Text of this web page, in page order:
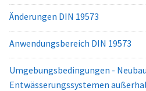
Änderungen DIN 19573
Anwendungsbereich DIN 19573
Umgebungsbedingungen -
Entwässerungssystemen